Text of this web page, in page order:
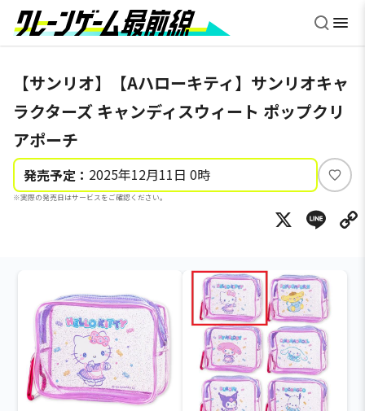
【サンリオ】【Aハローキティ】サンリオキャ
ラクターズ キャンディスウィート ポップクリ
アポーチ
発売予定： 2025年12月11日 0時
※実際の発売日はサービスをご確認ください。
い
ね
X